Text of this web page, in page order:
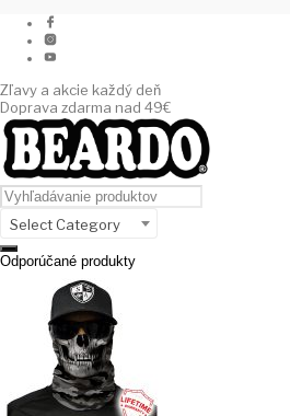
Zľavy a akcie každý deň
Doprava zdarma nad 49€
Select Category
Odporúčané produkty